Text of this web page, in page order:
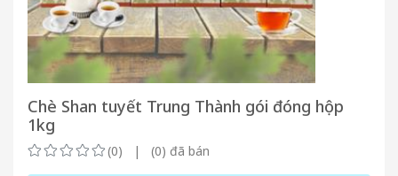
Chè Shan tuyết Trung Thành gói đóng hộp
1kg
(0) | (0) đã bán